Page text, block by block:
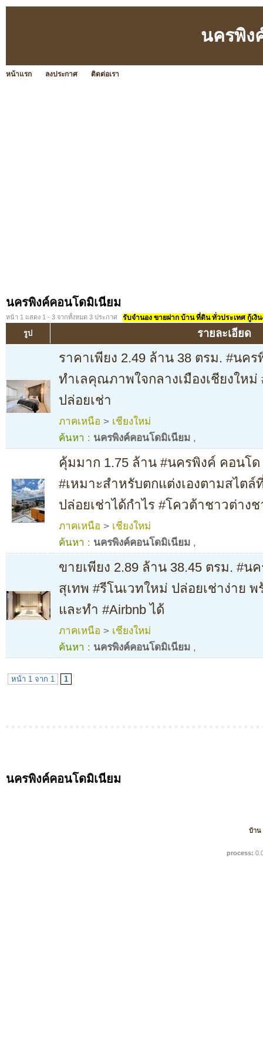
นครพิง
หน้าแรก ลงประกาศ ติดต่อเรา
นครพิงค์คอนโดมิเนียม
หน้า 1 แสดง 1 - 3 จากทั้งหมด 3 ประกาศ รับจำนอง ขายฝาก บ้าน ที่ดิน ทั่วประเทศ กู้เงิ
รูป รายละเอียด
ราคาเพียง 2.49 ล้าน 38 ตรม. #นค
ทำเลคุณภาพใจกลางเมืองเชียงใหม่
ปล่อยเช่า
ภาคเหนือ > เชียงใหม่
ค้นหา : นครพิงค์คอนโดมิเนียม ,
คุ้มมาก 1.75 ล้าน #นครพิงค์ คอนโด
#เหมาะสำหรับตกแต่งเองตามสไตล์
ปล่อยเช่าได้กำไร #โควต้าชาวต่าง
ภาคเหนือ > เชียงใหม่
ค้นหา : นครพิงค์คอนโดมิเนียม ,
ขายเพียง 2.89 ล้าน 38.45 ตรม. #น
สุเทพ #รีโนเวทใหม่ ปล่อยเช่าง่าย
และทำ #Airbnb ได้
ภาคเหนือ > เชียงใหม่
ค้นหา : นครพิงค์คอนโดมิเนียม ,
หน้า 1 จาก 1 1
นครพิงค์คอนโดมิเนียม
บ้าน
process: